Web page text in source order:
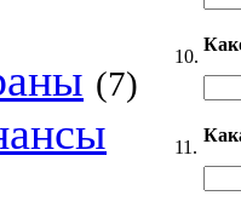
(7)
10.
11.